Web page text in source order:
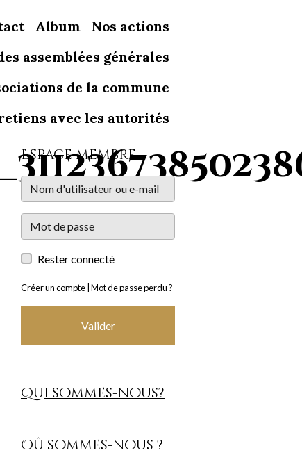
Album
Nos actions
assemblées générales
de la commune
avec les autorités
Espace membre
Rester connecté
Créer un compte Mot de passe perdu ?
Valider
Qui sommes-nous?
Oû sommes-nous ?